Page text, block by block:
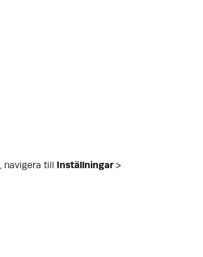
navigera till Inställningar>